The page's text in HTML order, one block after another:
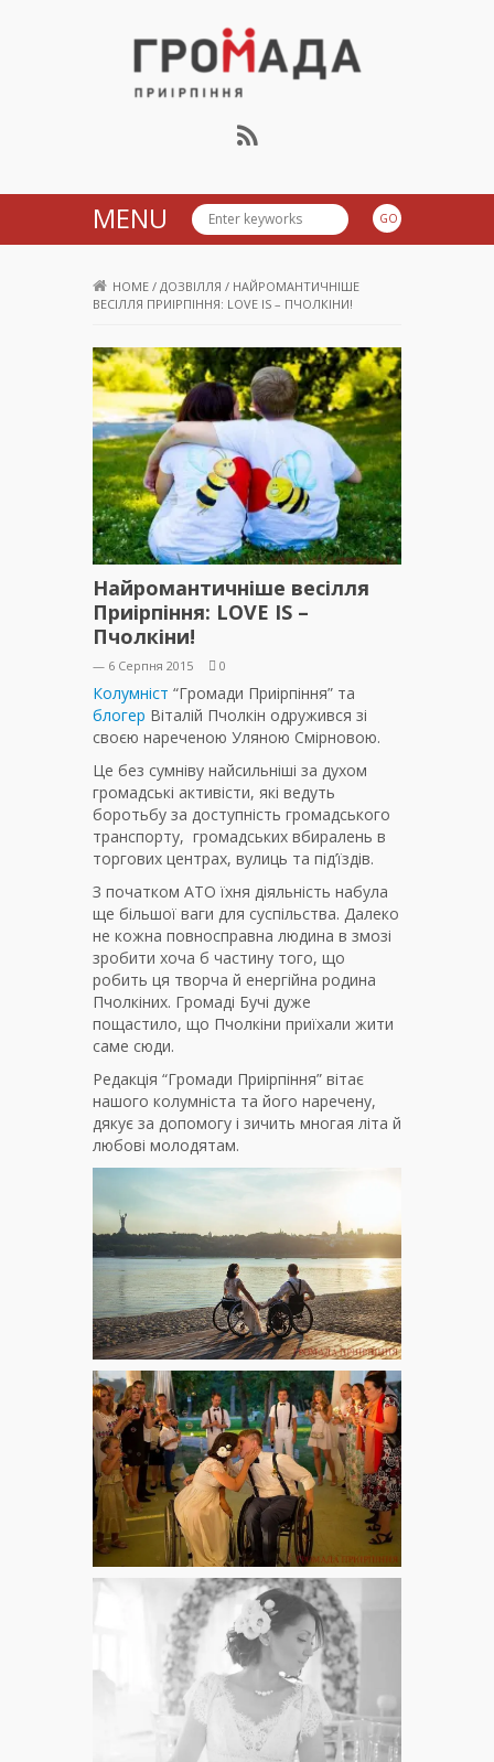
Громада Приірпіння
MENU
HOME / ДОЗВІЛЛЯ / НАЙРОМАНТИЧНІШЕ
ВЕСІЛЛЯ ПРИІРПІННЯ: LOVE IS – ПЧОЛКІНИ!
Найромантичніше весілля
Приірпіння: LOVE IS –
Пчолкіни!
— 6 Серпня 2015 0
Колумніст “Громади Приірпіння” та
блогер Віталій Пчолкін одружився зі
своєю нареченою Уляною Смірновою.
Це без сумніву найсильніші за духом
громадські активісти, які ведуть
боротьбу за доступність громадського
транспорту, громадських вбиралень в
торгових центрах, вулиць та під’їздів.
З початком АТО їхня діяльність набула
ще більшої ваги для суспільства. Далеко
не кожна повносправна людина в змозі
зробити хоча б частину того, що
робить ця творча й енергійна родина
Пчолкіних. Громаді Бучі дуже
пощастило, що Пчолкіни приїхали жити
саме сюди.
Редакція “Громади Приірпіння” вітає
нашого колумніста та його наречену,
дякує за допомогу і зичить многая літа й
любові молодятам.